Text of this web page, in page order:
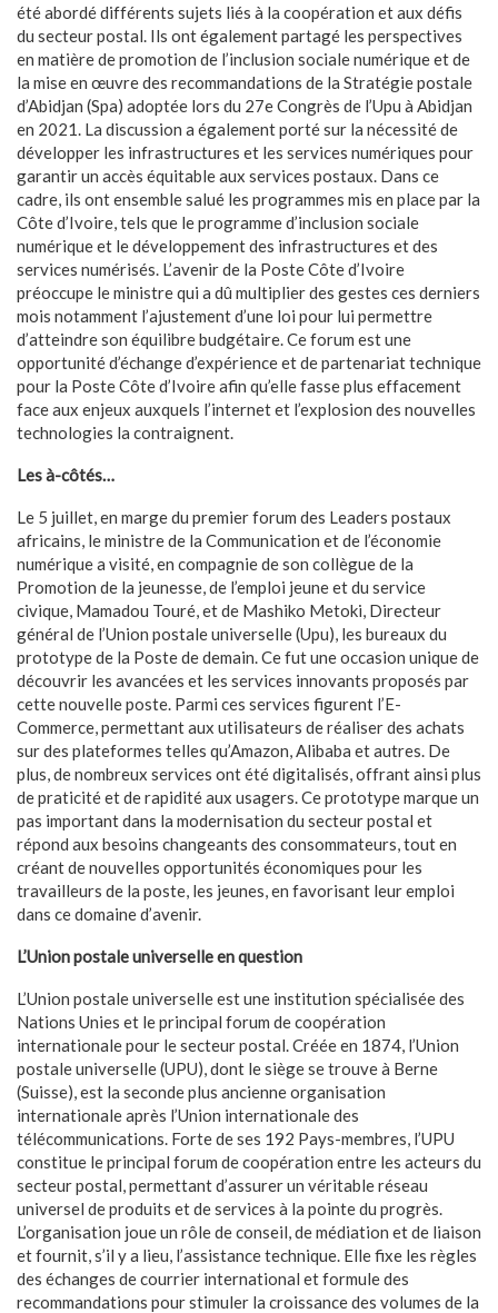
été abordé différents sujets liés à la coopération et aux défis
du secteur postal. Ils ont également partagé les perspectives
en matière de promotion de l’inclusion sociale numérique et de
la mise en œuvre des recommandations de la Stratégie postale
d’Abidjan (Spa) adoptée lors du 27e Congrès de l’Upu à Abidjan
en 2021. La discussion a également porté sur la nécessité de
développer les infrastructures et les services numériques pour
garantir un accès équitable aux services postaux. Dans ce
cadre, ils ont ensemble salué les programmes mis en place par la
Côte d’Ivoire, tels que le programme d’inclusion sociale
numérique et le développement des infrastructures et des
services numérisés. L’avenir de la Poste Côte d’Ivoire
préoccupe le ministre qui a dû multiplier des gestes ces derniers
mois notamment l’ajustement d’une loi pour lui permettre
d’atteindre son équilibre budgétaire. Ce forum est une
opportunité d’échange d’expérience et de partenariat technique
pour la Poste Côte d’Ivoire afin qu’elle fasse plus effacement
face aux enjeux auxquels l’internet et l’explosion des nouvelles
technologies la contraignent.
Les à-côtés…
Le 5 juillet, en marge du premier forum des Leaders postaux
africains, le ministre de la Communication et de l’économie
numérique a visité, en compagnie de son collègue de la
Promotion de la jeunesse, de l’emploi jeune et du service
civique, Mamadou Touré, et de Mashiko Metoki, Directeur
général de l’Union postale universelle (Upu), les bureaux du
prototype de la Poste de demain. Ce fut une occasion unique de
découvrir les avancées et les services innovants proposés par
cette nouvelle poste. Parmi ces services figurent l’E-
Commerce, permettant aux utilisateurs de réaliser des achats
sur des plateformes telles qu’Amazon, Alibaba et autres. De
plus, de nombreux services ont été digitalisés, offrant ainsi plus
de praticité et de rapidité aux usagers. Ce prototype marque un
pas important dans la modernisation du secteur postal et
répond aux besoins changeants des consommateurs, tout en
créant de nouvelles opportunités économiques pour les
travailleurs de la poste, les jeunes, en favorisant leur emploi
dans ce domaine d’avenir.
L’Union postale universelle en question
L’Union postale universelle est une institution spécialisée des
Nations Unies et le principal forum de coopération
internationale pour le secteur postal. Créée en 1874, l’Union
postale universelle (UPU), dont le siège se trouve à Berne
(Suisse), est la seconde plus ancienne organisation
internationale après l’Union internationale des
télécommunications. Forte de ses 192 Pays-membres, l’UPU
constitue le principal forum de coopération entre les acteurs du
secteur postal, permettant d’assurer un véritable réseau
universel de produits et de services à la pointe du progrès.
L’organisation joue un rôle de conseil, de médiation et de liaison
et fournit, s’il y a lieu, l’assistance technique. Elle fixe les règles
des échanges de courrier international et formule des
recommandations pour stimuler la croissance des volumes de la